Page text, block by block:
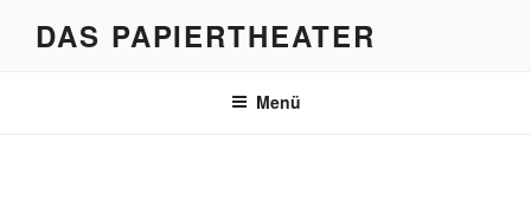
DAS PAPIERTHEATER
Menü